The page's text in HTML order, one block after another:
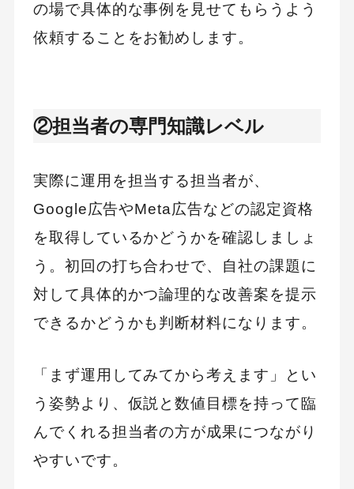
の場で具体的な事例を見せてもらうよう
依頼することをお勧めします。
②担当者の専門知識レベル
実際に運用を担当する担当者が、
Google広告やMeta広告などの認定資格
を取得しているかどうかを確認しましょ
う。初回の打ち合わせで、自社の課題に
対して具体的かつ論理的な改善案を提示
できるかどうかも判断材料になります。
「まず運用してみてから考えます」とい
う姿勢より、仮説と数値目標を持って臨
んでくれる担当者の方が成果につながり
やすいです。